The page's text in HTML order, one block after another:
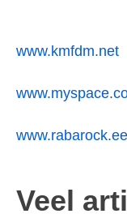
www.kmfdm.net
www.rabarock.ee
Veel